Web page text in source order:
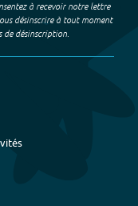
à recevoir notre lettre
désinscrire à tout moment
désinscription.